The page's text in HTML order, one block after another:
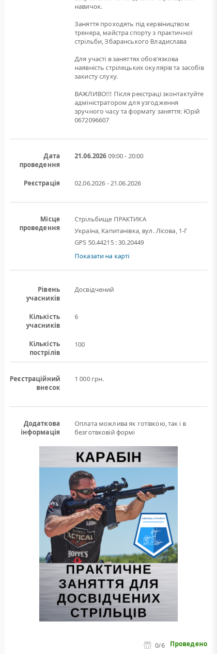
навичок.
Заняття проходять під кервіництвом
тренера, майстра спорту з практичної
стрільби, Збаранського Владислава
Для участі в заняттях обов'язкова
наявність стрілецьких окулярів та засобів
захисту слуху.
ВАЖЛИВО!!! Після реєстрацї зконтактуйте
адміністратором для узгодження
зручного часу та формату заняття: Юрій
0672096607
Дата
проведення
21.06.2026 09:00 - 20:00
Реєстрація 02.06.2026 - 21.06.2026
Місце
проведення
Стрільбище ПРАКТИКА
Україна, Капитанівка, вул. Лісова, 1-Г
GPS 50.44215 : 30.20449
Показати на карті
Рівень
учасників
Досвідчений
Кількість
учасників
6
Кількість
пострілів
100
Реєстраційний
внесок
1 000 грн.
Додаткова
інформація
Оплата можлива як готівкою, так і в
безготвковій формі
0/6 Проведено